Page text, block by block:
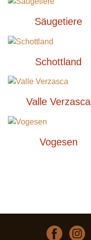
Säugetiere
Schottland
Valle Verzasca
Vogesen